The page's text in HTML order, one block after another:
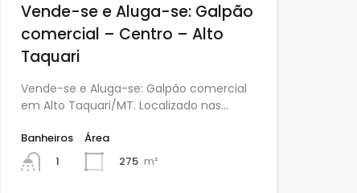
Vende-se e Aluga-se: Galpão
comercial – Centro – Alto
Taquari
Vende-se e Aluga-se: Galpão comercial
em Alto Taquari/MT. Localizado nas…
Banheiros
1
Área
275 m²